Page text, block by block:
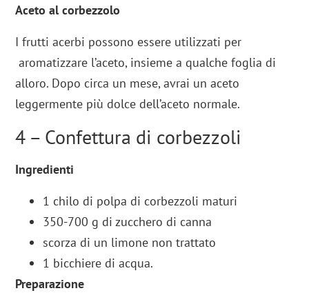
Aceto al corbezzolo
I frutti acerbi possono essere utilizzati per
aromatizzare l’aceto, insieme a qualche foglia di
alloro. Dopo circa un mese, avrai un aceto
leggermente più dolce dell’aceto normale.
4 – Confettura di corbezzoli
Ingredienti
1 chilo di polpa di corbezzoli maturi
350-700 g di zucchero di canna
scorza di un limone non trattato
1 bicchiere di acqua.
Preparazione